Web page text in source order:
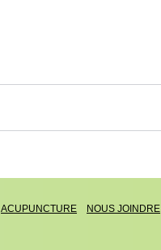
ACUPUNCTURE NOUS JOINDRE